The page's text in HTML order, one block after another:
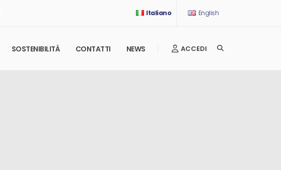
Italiano English
SOSTENIBILITÀ CONTATTI NEWS ACCEDI